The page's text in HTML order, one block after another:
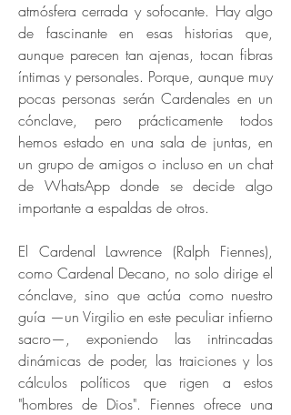
atmósfera cerrada y sofocante. Hay algo
de fascinante en esas historias que,
aunque parecen tan ajenas, tocan fibras
íntimas y personales. Porque, aunque muy
pocas personas serán Cardenales en un
cónclave, pero prácticamente todos
hemos estado en una sala de juntas, en
un grupo de amigos o incluso en un chat
de WhatsApp donde se decide algo
importante a espaldas de otros.
El Cardenal Lawrence (Ralph Fiennes),
como Cardenal Decano, no solo dirige el
cónclave, sino que actúa como nuestro
guía —un Virgilio en este peculiar infierno
sacro—, exponiendo las intrincadas
dinámicas de poder, las traiciones y los
cálculos políticos que rigen a estos
"hombres de Dios". Fiennes ofrece una